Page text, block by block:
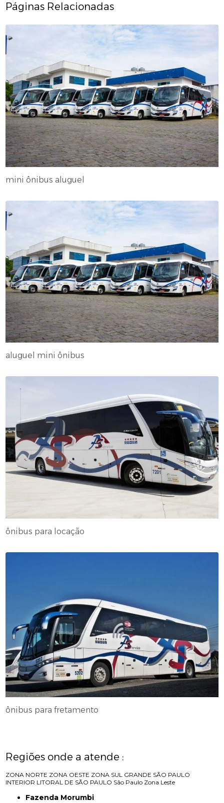
Páginas Relacionadas
mini ônibus aluguel
aluguel mini ônibus
ônibus para locação
ônibus para fretamento
Regiões onde a atende :
ZONA NORTE ZONA OESTE ZONA SUL GRANDE SÃO PAULO
INTERIOR LITORAL DE SÃO PAULO São Paulo Zona Leste
Fazenda Morumbi